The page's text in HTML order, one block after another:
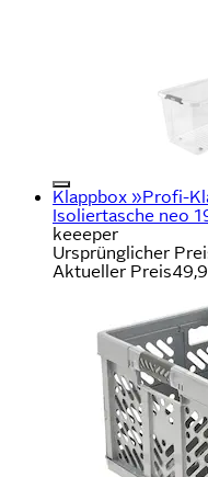
Klappbox »Profi-
Isoliertasche neo
keeeper
Ursprünglicher
Aktueller Preis